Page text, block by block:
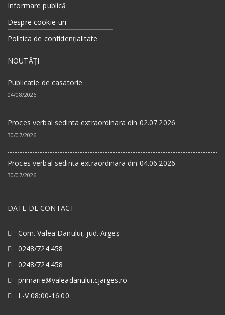
Informare publică
Despre cookie-uri
Politica de confidențialitate
NOUTĂȚI
Publicatie de casatorie
04/08/2026
Proces verbal sedinta extraordinara din 02.07.2026
30/07/2026
Proces verbal sedinta extraordinara din 04.06.2026
30/07/2026
DATE DE CONTACT
Com. Valea Danului, jud. Argeș
0248/724.458
0248/724.458
primarie@valeadanului.cjarges.ro
L-V 08:00-16:00